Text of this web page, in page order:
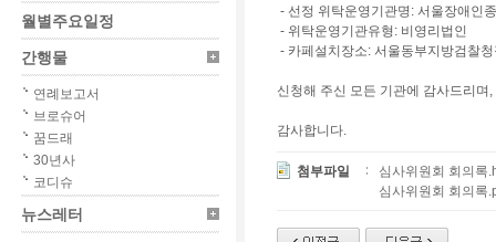
월별주요일정
간행물
연례보고서
브로슈어
꿈드래
30년사
코디슈
뉴스레터
- 선정 위탁운영기관명: 서울장애인
- 위탁운영기관유형: 비영리법인
- 카페설치장소: 서울동부지방검찰
신청해 주신 모든 기관에 감사드리
감사합니다.
첨부파일
심사위원회 회의록
심사위원회 회의록